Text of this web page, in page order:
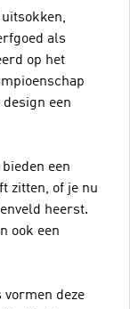
als
op het
een
een
zitten, of je nu
heerst.
ook een
deze